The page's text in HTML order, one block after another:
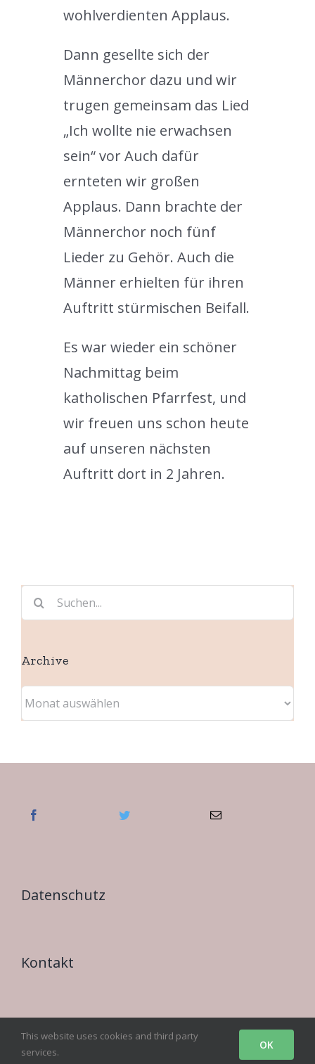
wohlverdienten Applaus.
Dann gesellte sich der
Männerchor dazu und wir
trugen gemeinsam das Lied
„Ich wollte nie erwachsen
sein“ vor Auch dafür
ernteten wir großen
Applaus. Dann brachte der
Männerchor noch fünf
Lieder zu Gehör. Auch die
Männer erhielten für ihren
Auftritt stürmischen Beifall.
Es war wieder ein schöner
Nachmittag beim
katholischen Pfarrfest, und
wir freuen uns schon heute
auf unseren nächsten
Auftritt dort in 2 Jahren.
Suche
nach:
Archive
Archive
Datenschutz
Kontakt
Impressum
This website uses cookies and third party
services.
OK